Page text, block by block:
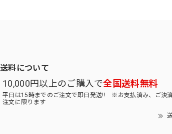
送料について
10,000円以上のご購入で全国送料無料
平日は15時までのご注文で即日発送!! ※お支払済み、ご決
注文に限ります